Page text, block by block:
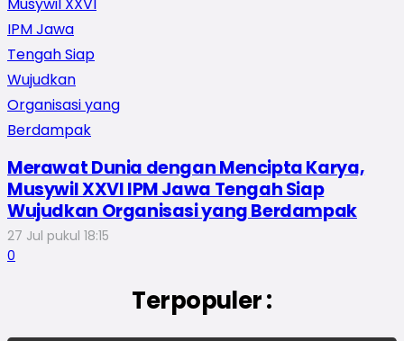
Merawat Dunia dengan Mencipta Karya,
Musywil XXVI IPM Jawa Tengah Siap
Wujudkan Organisasi yang Berdampak
27 Jul pukul 18:15
0
Terpopuler :